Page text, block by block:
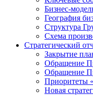
Бизнес-
География
Структура
Схема
Стратегический
Закрытие
Обращение
Обращение
Приоритеты
Новая